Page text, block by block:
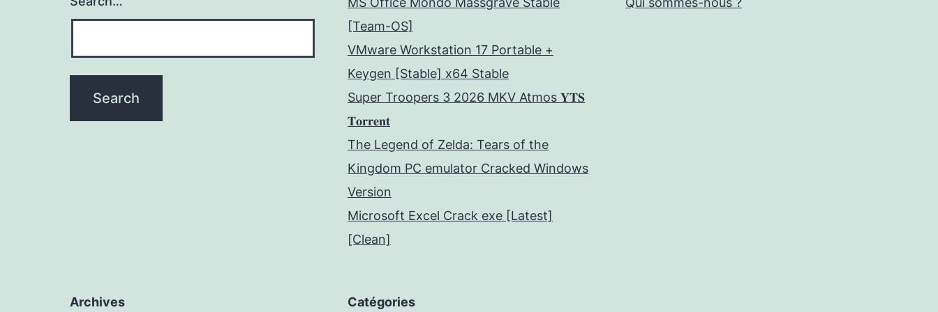
[Team-OS]
VMware Workstation 17 Portable +
Keygen [Stable] x64 Stable
Super Troopers 3 2026 MKV Atmos 𝐘𝐓𝐒
𝐓𝐨𝐫𝐫𝐞𝐧𝐭
The Legend of Zelda: Tears of the
Kingdom PC emulator Cracked Windows
Version
Microsoft Excel Crack exe [Latest]
[Clean]
Archives Catégories